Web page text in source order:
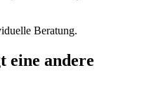
Beratung.
eine andere